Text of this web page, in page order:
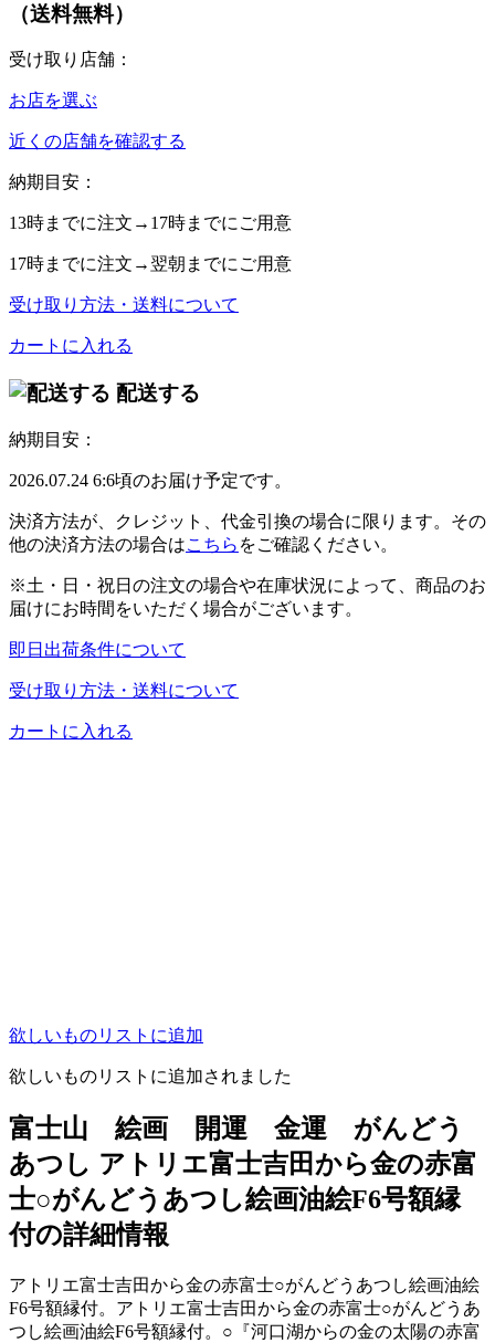
（送料無料）
受け取り店舗：
お店を選ぶ
近くの店舗を確認する
納期目安：
13時までに注文→ 17時までにご用意
17時までに注文→ 翌朝 までにご用意
受け取り方法・送料について
カートに入れる
配送する
納期目安：
2026.07.24 6:6頃のお届け予定です。
決済方法が、クレジット、代金引換の場合に限ります。その
他の決済方法の場合はこちら をご確認ください。
※土・日・祝日の注文の場合や在庫状況によって、商品のお
届けにお時間をいただく場合がございます。
即日出荷条件について
受け取り方法・送料について
カートに入れる
欲しいものリストに追加
欲しいものリストに追加されました
富士山 絵画 開運 金運 がんどう
あつし アトリエ富士吉田から金の赤富
士○がんどうあつし絵画油絵F6号額縁
付の詳細情報
アトリエ富士吉田から金の赤富士○がんどうあつし絵画油絵
F6号額縁付。アトリエ富士吉田から金の赤富士○がんどうあ
つし絵画油絵F6号額縁付。○『河口湖からの金の太陽の赤富